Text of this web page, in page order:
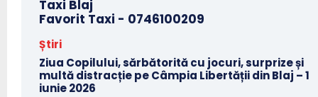
Taxi Blaj
Favorit Taxi - 0746100209
Știri
Ziua Copilului, sărbătorită cu jocuri, surprize și
multă distracție pe Câmpia Libertății din Blaj – 1
iunie 2026